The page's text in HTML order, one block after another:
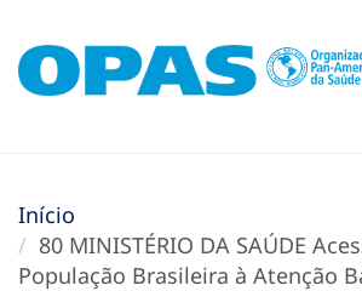
Início
80 MINISTÉRIO DA SAÚDE
População Brasileira à Atenção